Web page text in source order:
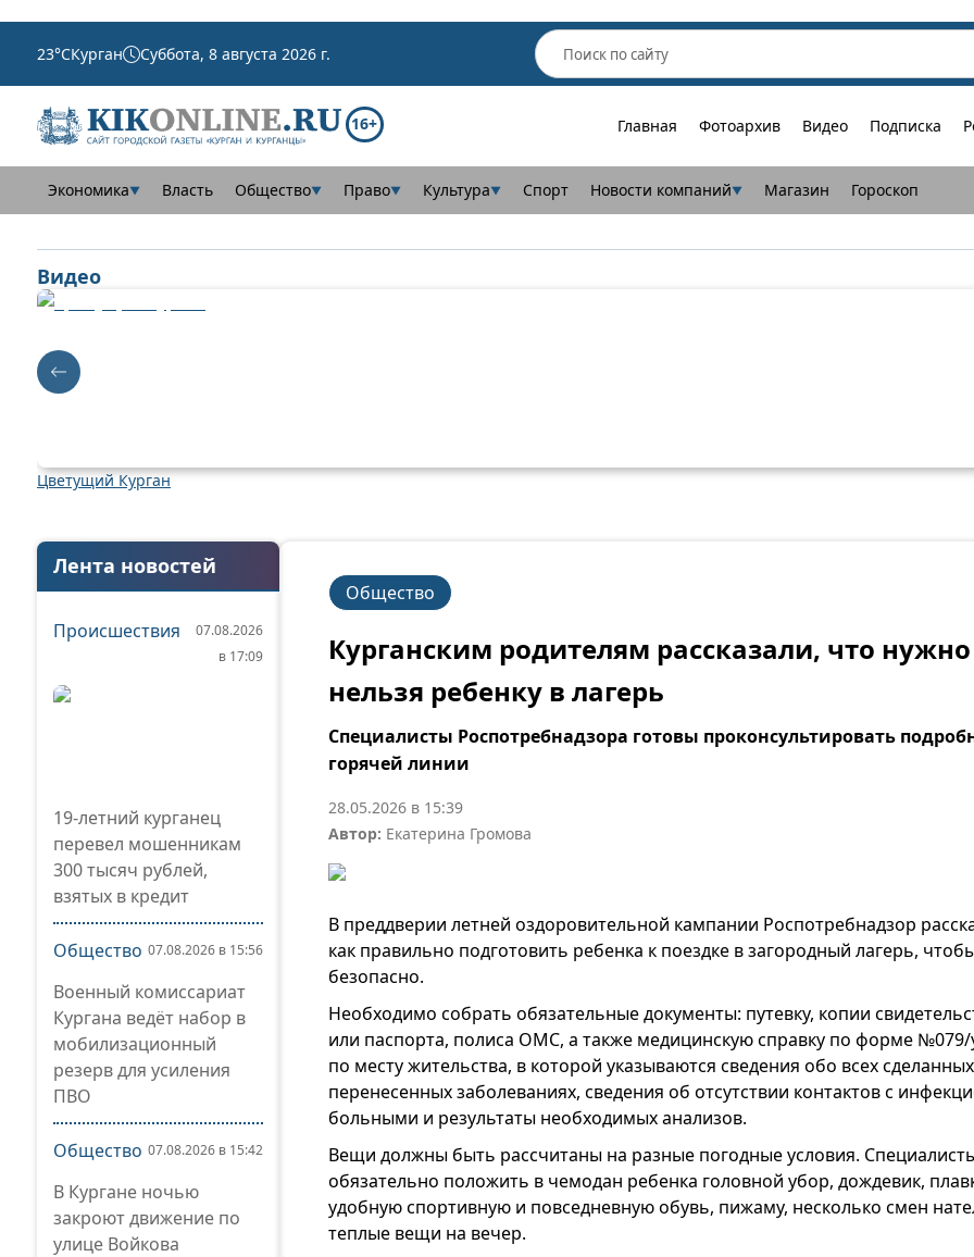
23°CКурган Суббота, 8 августа 2026 г.
16+ Главная Фотоархив Видео Подписка
Экономика▼ Власть Общество▼ Право▼ Культура▼ Спорт Новости компаний▼ Магазин Гороскоп
Видео
Цветущий Курган
Лента новостей
Происшествия
07.08.2026
в 17:09
19-летний курганец
перевел мошенникам
300 тысяч рублей,
взятых в кредит
Общество 07.08.2026 в 15:56
Военный комиссариат
Кургана ведёт набор в
мобилизационный
резерв для усиления
ПВО
Общество 07.08.2026 в 15:42
В Кургане ночью
закроют движение по
улице Войкова
Общество
Курганским родителям рассказали, что
нельзя ребенку в лагерь
Специалисты Роспотребнадзора готовы проконсультировать
горячей линии
28.05.2026 в 15:39
Автор: Екатерина Громова
В преддверии летней оздоровительной кампании Роспотребнадзор
как правильно подготовить ребенка к поездке в загородный лагерь,
безопасно.
Необходимо собрать обязательные документы: путевку, копии
или паспорта, полиса ОМС, а также медицинскую справку по форме №079/
по месту жительства, в которой указываются сведения обо всех
перенесенных заболеваниях, сведения об отсутствии контактов с
больными и результаты необходимых анализов.
Вещи должны быть рассчитаны на разные погодные условия.
обязательно положить в чемодан ребенка головной убор, дождевик,
удобную спортивную и повседневную обувь, пижаму, несколько смен
теплые вещи на вечер.